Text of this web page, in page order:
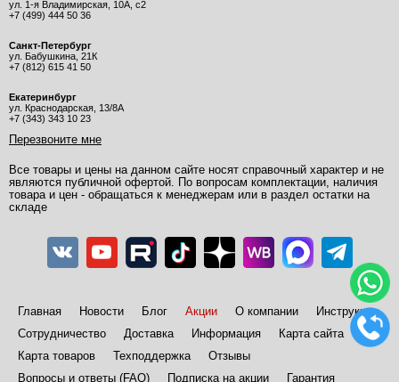
ул. 1-я Владимирская, 10А, с2
+7 (499) 444 50 36
Санкт-Петербург
ул. Бабушкина, 21К
+7 (812) 615 41 50
Екатеринбург
ул. Краснодарская, 13/8А
+7 (343) 343 10 23
Перезвоните мне
Все товары и цены на данном сайте носят справочный характер и не
являются публичной офертой. По вопросам комплектации, наличия
товара и цен - обращаться к менеджерам или в раздел остатки на
складе
Главная Новости Блог Акции О компании
Инструкции
Сотрудничество
Доставка Информация
Карта сайта
Карта товаров
Техподдержка
Отзывы
Вопросы и ответы (FAQ)
Подписка на акции Гарантия